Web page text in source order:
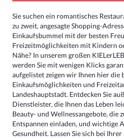
Sie suchen ein romantisches
zu zweit, angesagte Shopping-
Einkaufsbummel mit der besten
Freizeitmöglichkeiten mit Kindern
Nähe? In unserem großen
werden Sie mit wenigen Klicks
aufgelistet zeigen wir Ihnen hier die
Einkaufsmöglichkeiten und
Landeshauptstadt. Entdecken Sie
Dienstleister, die Ihnen das Leben
Beauty- und Wellnessangebote, die
Entspannen einladen, und wichtige
Gesundheit. Lassen Sie sich bei